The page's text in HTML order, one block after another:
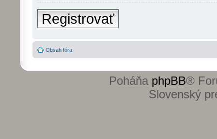
Registrovať
Obsah fóra
Poháňa phpBB®
Slovenský